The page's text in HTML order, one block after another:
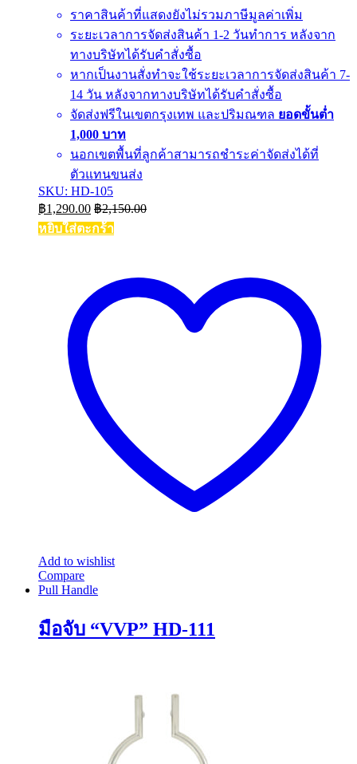
ราคาสินค้าที่แสดงยังไม่รวมภาษีมูลค่าเพิ่ม
ระยะเวลาการจัดส่งสินค้า 1-2 วันทำการ หลังจาก
ทางบริษัทได้รับคำสั่งซื้อ
หากเป็นงานสั่งทำจะใช้ระยะเวลาการจัดส่งสินค้า 7-
14 วัน หลังจากทางบริษัทได้รับคำสั่งซื้อ
จัดส่งฟรีในเขตกรุงเทพ และปริมณฑล ยอดขั้นต่ำ
1,000 บาท
นอกเขตพื้นที่ลูกค้าสามารถชำระค่าจัดส่งได้ที่
ตัวแทนขนส่ง
SKU: HD-105
฿1,290.00 ฿2,150.00
หยิบใส่ตะกร้า
Add to wishlist
Compare
Pull Handle
มือจับ “VVP” HD-111